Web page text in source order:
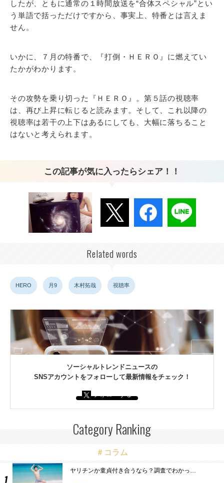
したが、ともに通常の１時間放送を“合体スペシャル”とい
う単語で括っただけですから、事実上、特番とは言えま
せん。
いかに、７月の特番で、『打倒・ＨＥＲＯ』に燃えてい
たかがわかります。
その攻勢を乗り切った『ＨＥＲＯ』。第５話の視聴率
は、再び上昇に転じると読みます。そして、これ以降の
視聴率は若干の上下はあるにしても、大幅に落ちること
はないと考えられます。
この記事が気に入ったらシェア！！
Related words
HERO 月9 木村拓哉 視聴率
ソーシャルトレンドニュースの
SNSアカウントをフォローして最新情報をチェック！
フォローする
Category Ranking
＃コラム
ヤリチンか童貞付き合うなら？調査でわかっ…